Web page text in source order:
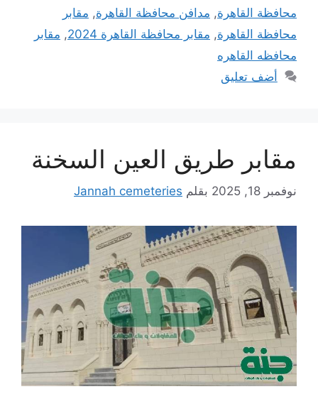
محافظة القاهرة, مدافن محافظة القاهرة, مقابر
محافظة القاهرة, مقابر محافظة القاهرة 2024 , مقابر
محافظه القاهره
أضف تعليق
مقابر طريق العين السخنة
نوفمبر 18, 2025 بقلم Jannah cemeteries